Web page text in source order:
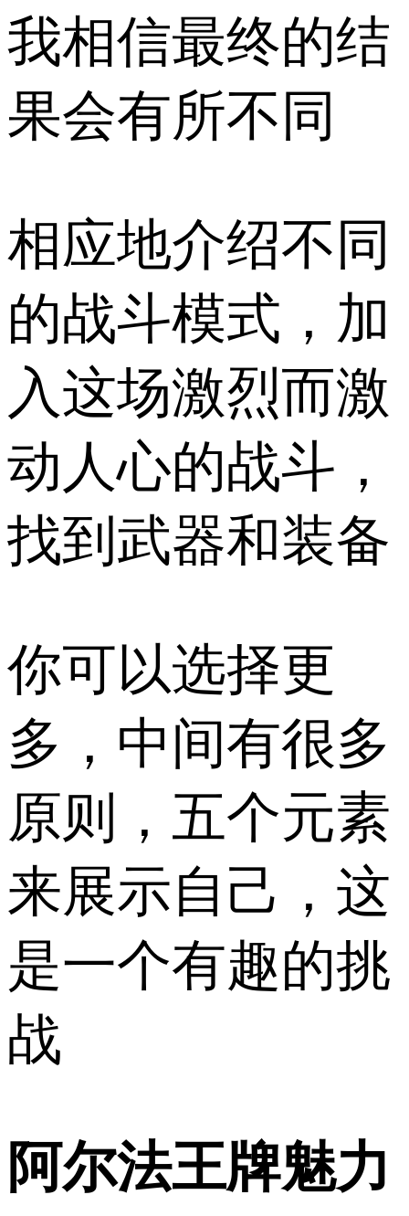
我相信最终的结
果会有所不同
相应地介绍不同
的战斗模式，加
入这场激烈而激
动人心的战斗，
找到武器和装备
你可以选择更
多，中间有很多
原则，五个元素
来展示自己，这
是一个有趣的挑
战
阿尔法王牌魅力